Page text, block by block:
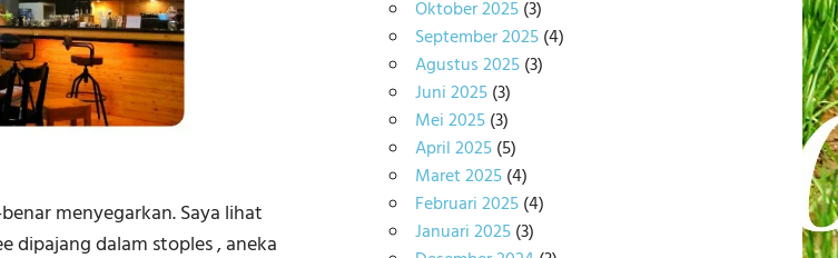
menyegarkan. Saya lihat
dipajang dalam stoples , aneka
Oktober 2025(3)
September 2025(4)
Agustus 2025(3)
Juni 2025(3)
Mei 2025(3)
April 2025(5)
Maret 2025(4)
Februari 2025(4)
Januari 2025(3)